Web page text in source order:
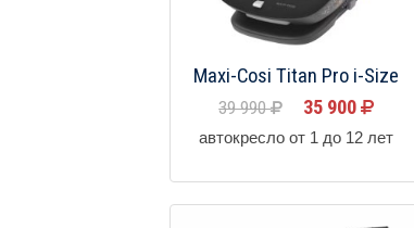
Maxi-Cosi Titan Pro i-Size
39 990 35 900
автокресло от 1 до 12 лет